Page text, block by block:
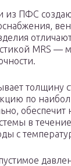
из ПФС
MRS —
толщину
по
в
с